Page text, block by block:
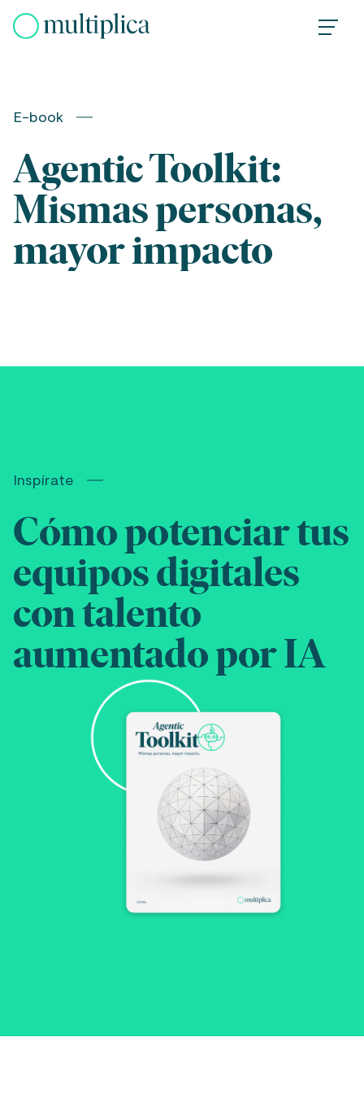
E-book
Agentic Toolkit:
Mismas personas,
mayor impacto
Inspírate
Cómo potenciar tus
equipos digitales
con talento
aumentado por IA